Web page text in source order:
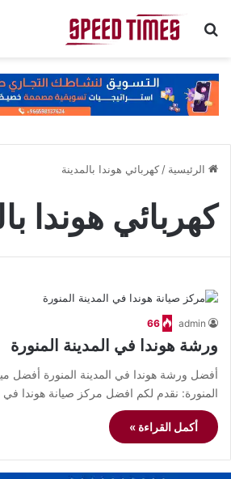
بحث عن
الرئيسية / كهربائي هوندا بالمدينة
كهربائي هوندا
admin
66
ورشة هوندا في المدينة المنورة
أفضل ورشة هوندا في المدينة المنورة أفضل
المنورة: نقدم لكم افضل مركز صيانة هوندا في
أكمل القراءة »